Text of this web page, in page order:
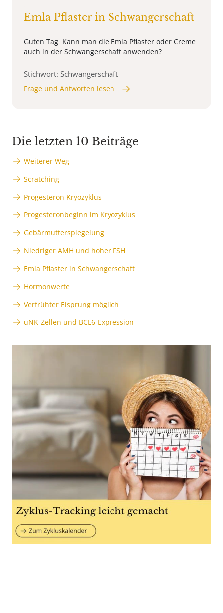
Emla Pflaster in Schwangerschaft
Guten Tag Kann man die Emla Pflaster oder Creme
auch in der Schwangerschaft anwenden?
Stichwort: Schwangerschaft
Frage und Antworten lesen
Die letzten 10 Beiträge
Weiterer Weg
Scratching
Progesteron Kryozyklus
Progesteronbeginn im Kryozyklus
Gebärmutterspiegelung
Niedriger AMH und hoher FSH
Emla Pflaster in Schwangerschaft
Hormonwerte
Verfrühter Eisprung möglich
uNK-Zellen und BCL6-Expression